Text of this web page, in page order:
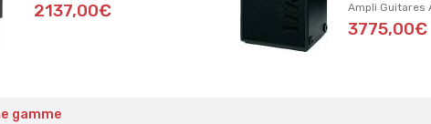
2137,00€ Ampli Guitares
3775,00€
gamme